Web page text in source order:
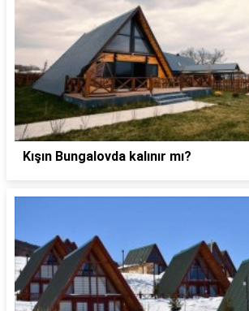
Kışın Bungalovda kalınır mı?